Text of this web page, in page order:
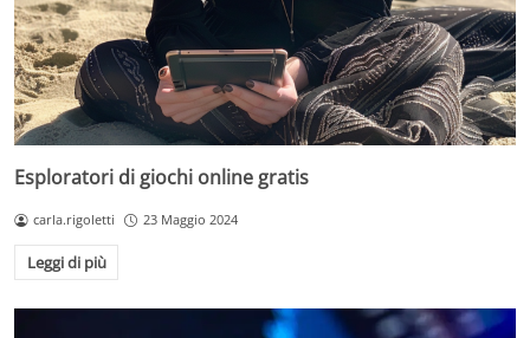
Esploratori di giochi online gratis
carla.rigoletti 23 Maggio 2024
Leggi di più